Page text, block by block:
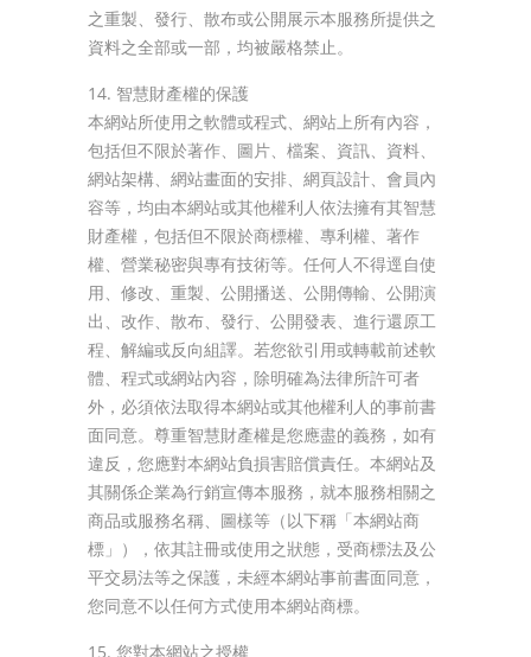
之重製、發行、散布或公開展示本服務所提供之
資料之全部或一部，均被嚴格禁止。
14. 智慧財產權的保護
本網站所使用之軟體或程式、網站上所有內容，
包括但不限於著作、圖片、檔案、資訊、資料、
網站架構、網站畫面的安排、網頁設計、會員內
容等，均由本網站或其他權利人依法擁有其智慧
財產權，包括但不限於商標權、專利權、著作
權、營業秘密與專有技術等。任何人不得逕自使
用、修改、重製、公開播送、公開傳輸、公開演
出、改作、散布、發行、公開發表、進行還原工
程、解編或反向組譯。若您欲引用或轉載前述軟
體、程式或網站內容，除明確為法律所許可者
外，必須依法取得本網站或其他權利人的事前書
面同意。尊重智慧財產權是您應盡的義務，如有
違反，您應對本網站負損害賠償責任。本網站及
其關係企業為行銷宣傳本服務，就本服務相關之
商品或服務名稱、圖樣等（以下稱「本網站商
標」），依其註冊或使用之狀態，受商標法及公
平交易法等之保護，未經本網站事前書面同意，
您同意不以任何方式使用本網站商標。
15. 您對本網站之授權